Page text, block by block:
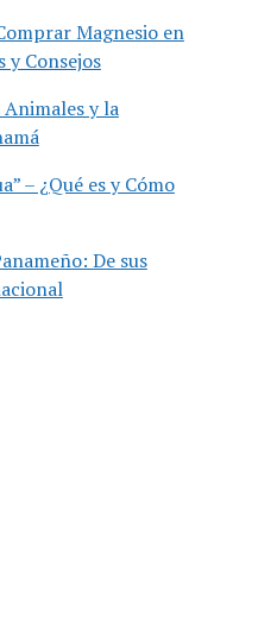
Magnesio en
y Consejos
y la
– ¿Qué es y Cómo
De sus